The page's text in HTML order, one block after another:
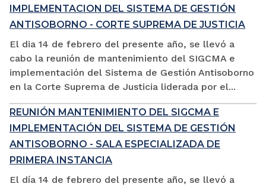
IMPLEMENTACION DEL SISTEMA DE GESTIÓN
ANTISOBORNO - CORTE SUPREMA DE JUSTICIA
El dia 14 de febrero del presente año, se llevó a
cabo la reunión de mantenimiento del SIGCMA e
implementación del Sistema de Gestión Antisoborno
en la Corte Suprema de Justicia liderada por el...
REUNIÓN MANTENIMIENTO DEL SIGCMA E
IMPLEMENTACIÓN DEL SISTEMA DE GESTIÓN
ANTISOBORNO - SALA ESPECIALIZADA DE
PRIMERA INSTANCIA
El día 14 de febrero del presente año, se llevó a